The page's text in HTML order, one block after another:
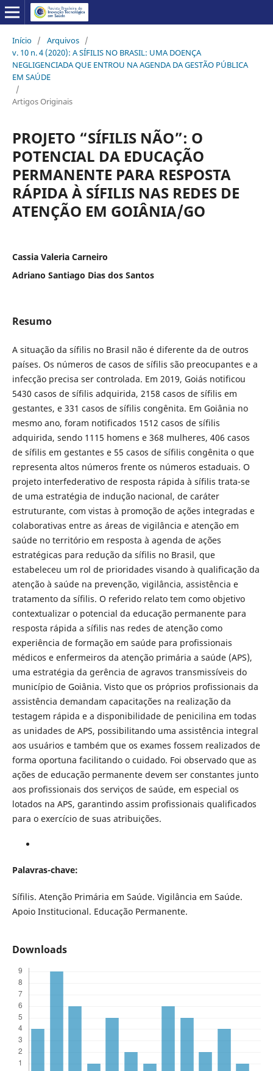
Início / Arquivos /
v. 10 n. 4 (2020): A SÍFILIS NO BRASIL: UMA DOENÇA
NEGLIGENCIADA QUE ENTROU NA AGENDA DA GESTÃO PÚBLICA
EM SAÚDE
/
Artigos Originais
PROJETO “SÍFILIS NÃO”: O
POTENCIAL DA EDUCAÇÃO
PERMANENTE PARA RESPOSTA
RÁPIDA À SÍFILIS NAS REDES DE
ATENÇÃO EM GOIÂNIA/GO
Cassia Valeria Carneiro
Adriano Santiago Dias dos Santos
Resumo
A situação da sífilis no Brasil não é diferente da de outros
países. Os números de casos de sífilis são preocupantes e a
infecção precisa ser controlada. Em 2019, Goiás notificou
5430 casos de sífilis adquirida, 2158 casos de sífilis em
gestantes, e 331 casos de sífilis congênita. Em Goiânia no
mesmo ano, foram notificados 1512 casos de sífilis
adquirida, sendo 1115 homens e 368 mulheres, 406 casos
de sífilis em gestantes e 55 casos de sífilis congênita o que
representa altos números frente os números estaduais. O
projeto interfederativo de resposta rápida à sífilis trata-se
de uma estratégia de indução nacional, de caráter
estruturante, com vistas à promoção de ações integradas e
colaborativas entre as áreas de vigilância e atenção em
saúde no território em resposta à agenda de ações
estratégicas para redução da sífilis no Brasil, que
estabeleceu um rol de prioridades visando à qualificação da
atenção à saúde na prevenção, vigilância, assistência e
tratamento da sífilis. O referido relato tem como objetivo
contextualizar o potencial da educação permanente para
resposta rápida a sífilis nas redes de atenção como
experiência de formação em saúde para profissionais
médicos e enfermeiros da atenção primária a saúde (APS),
uma estratégia da gerência de agravos transmissíveis do
município de Goiânia. Visto que os próprios profissionais da
assistência demandam capacitações na realização da
testagem rápida e a disponibilidade de penicilina em todas
as unidades de APS, possibilitando uma assistência integral
aos usuários e também que os exames fossem realizados de
forma oportuna facilitando o cuidado. Foi observado que as
ações de educação permanente devem ser constantes junto
aos profissionais dos serviços de saúde, em especial os
lotados na APS, garantindo assim profissionais qualificados
para o exercício de suas atribuições.
Palavras-chave:
Sífilis. Atenção Primária em Saúde. Vigilância em Saúde.
Apoio Institucional. Educação Permanente.
Downloads